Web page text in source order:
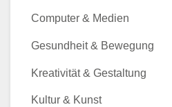
Computer & Medien
Gesundheit & Bewegung
Kreativität & Gestaltung
Kultur & Kunst